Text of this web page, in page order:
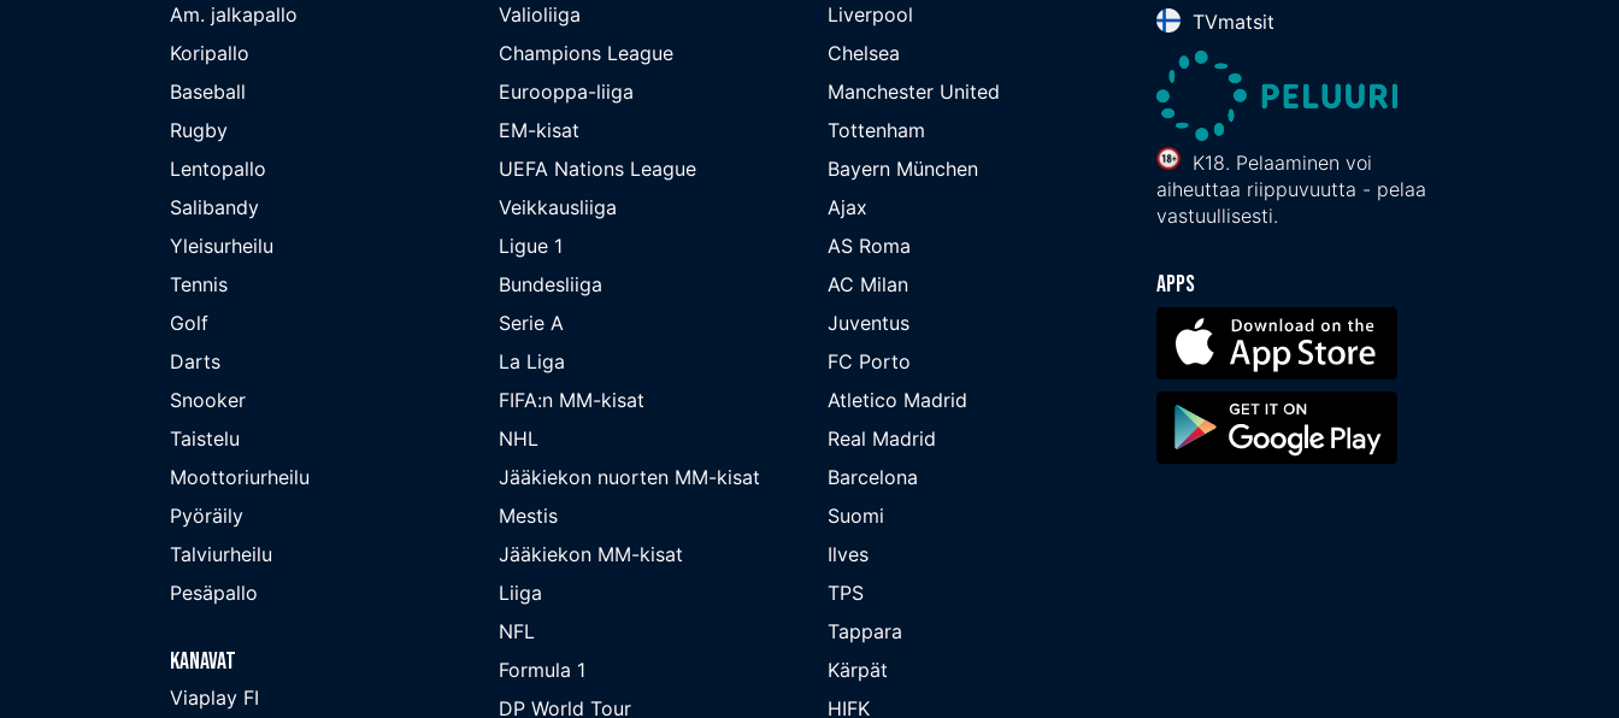
Am. jalkapallo
Koripallo
Baseball
Rugby
Lentopallo
Salibandy
Yleisurheilu
Tennis
Golf
Darts
Snooker
Taistelu
Moottoriurheilu
Pyöräily
Talviurheilu
Pesäpallo
Kanavat
Viaplay FI
Valioliiga
Champions League
Eurooppa-liiga
EM-kisat
UEFA Nations League
Veikkausliiga
Ligue 1
Bundesliiga
Serie A
La Liga
FIFA:n MM-kisat
NHL
Jääkiekon nuorten MM-kisat
Mestis
Jääkiekon MM-kisat
Liiga
NFL
Formula 1
DP World Tour
Liverpool
Chelsea
Manchester United
Tottenham
Bayern München
Ajax
AS Roma
AC Milan
Juventus
FC Porto
Atletico Madrid
Real Madrid
Barcelona
Suomi
Ilves
TPS
Tappara
Kärpät
HIFK
TVmatsit
K18. Pelaaminen voi
aiheuttaa riippuvuutta - pelaa
vastuullisesti.
Apps